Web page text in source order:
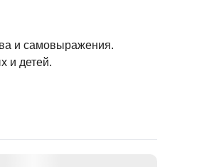
и самовыражения.
и детей.